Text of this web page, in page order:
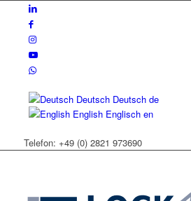
Deutsch Deutsch de
English Englisch en
Telefon: +49 (0) 2821 973690